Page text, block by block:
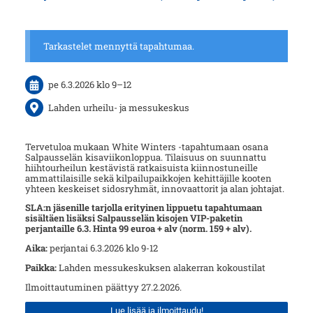
Tarkastelet mennyttä tapahtumaa.
pe 6.3.2026klo 9–12
Lahden urheilu- ja messukeskus
Tervetuloa mukaan White Winters -tapahtumaan osana
Salpausselän kisaviikonloppua. Tilaisuus on suunnattu
hiihtourheilun kestävistä ratkaisuista kiinnostuneille
ammattilaisille sekä kilpailupaikkojen kehittäjille kooten
yhteen keskeiset sidosryhmät, innovaattorit ja alan johtajat.
SLA:n jäsenille tarjolla erityinen lippuetu tapahtumaan
sisältäen lisäksi Salpausselän kisojen VIP-paketin
perjantaille 6.3. Hinta 99 euroa + alv (norm. 159 + alv).
Aika:perjantai 6.3.2026 klo 9-12
Paikka:Lahden messukeskuksen alakerran kokoustilat
Ilmoittautuminen päättyy 27.2.2026.
Lue lisää ja ilmoittaudu!